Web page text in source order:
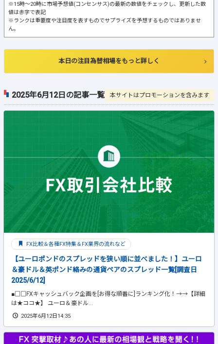
2025年6月12日の記事一覧 本サイトはプロモーションを含みます
FX比較＆各種FX特集＆FX業界の流れなど
【ユーロポンドのスプレッドを狭い順に並べました！】ユーロ
＆豪ドル＆英ポンド絡みの通貨ペアのスプレッド一覧[調査日
2025/6/12]
■□□FXキャッシュバック企画を[お得な順番に]ランキング化！→→【詳細
は★ココ★】 ユーロ＆豪ドル...
2025年6月12日14:35
※15時～20時に市場予想値(コンセンサス)の最新の数値をチェックし、更新した数
値は赤字で表記
※ランクは重要度や注目度を表すものでサプライズを予想するものではありませ
ん。
本日の注目為替相場をもっと詳しく